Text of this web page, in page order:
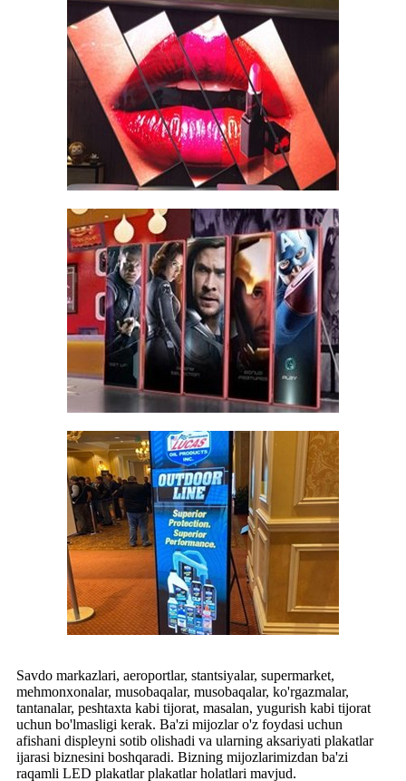
Savdo markazlari, aeroportlar, stantsiyalar, supermarket,
mehmonxonalar, musobaqalar, musobaqalar, ko'rgazmalar,
tantanalar, peshtaxta kabi tijorat, masalan, yugurish kabi tijorat
uchun bo'lmasligi kerak. Ba'zi mijozlar o'z foydasi uchun
afishani displeyni sotib olishadi va ularning aksariyati plakatlar
ijarasi biznesini boshqaradi. Bizning mijozlarimizdan ba'zi
raqamli LED plakatlar plakatlar holatlari mavjud.